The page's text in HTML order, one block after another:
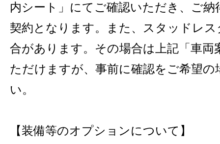
内シート」にてご確認いただき、ご
契約となります。また、スタッドレ
合があります。その場合は上記「車両
ただけますが、事前に確認をご希望
い。
【装備等のオプションについて】